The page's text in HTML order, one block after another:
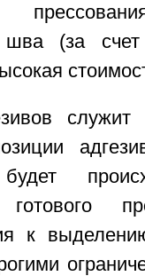
шва (за счет
к